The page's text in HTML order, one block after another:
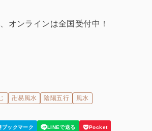
オンラインは全国受付中！
卍易風水 陰陽五行 風水